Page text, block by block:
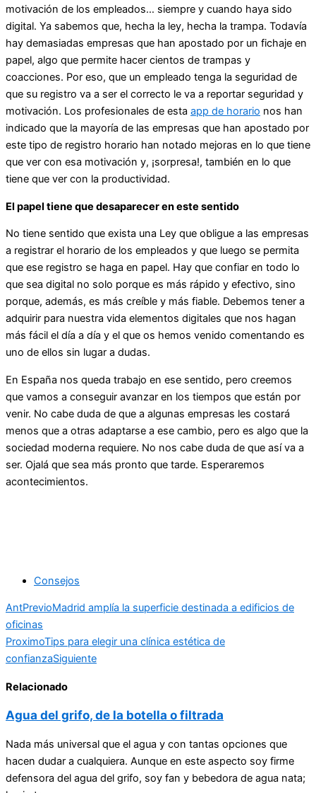
motivación de los empleados… siempre y cuando haya sido
digital. Ya sabemos que, hecha la ley, hecha la trampa. Todavía
hay demasiadas empresas que han apostado por un fichaje en
papel, algo que permite hacer cientos de trampas y
coacciones. Por eso, que un empleado tenga la seguridad de
que su registro va a ser el correcto le va a reportar seguridad y
motivación. Los profesionales de esta app de horario nos han
indicado que la mayoría de las empresas que han apostado por
este tipo de registro horario han notado mejoras en lo que tiene
que ver con esa motivación y, ¡sorpresa!, también en lo que
tiene que ver con la productividad.
El papel tiene que desaparecer en este sentido
No tiene sentido que exista una Ley que obligue a las empresas
a registrar el horario de los empleados y que luego se permita
que ese registro se haga en papel. Hay que confiar en todo lo
que sea digital no solo porque es más rápido y efectivo, sino
porque, además, es más creíble y más fiable. Debemos tener a
adquirir para nuestra vida elementos digitales que nos hagan
más fácil el día a día y el que os hemos venido comentando es
uno de ellos sin lugar a dudas.
En España nos queda trabajo en ese sentido, pero creemos
que vamos a conseguir avanzar en los tiempos que están por
venir. No cabe duda de que a algunas empresas les costará
menos que a otras adaptarse a ese cambio, pero es algo que la
sociedad moderna requiere. No nos cabe duda de que así va a
ser. Ojalá que sea más pronto que tarde. Esperaremos
acontecimientos.
Consejos
AntPrevioMadrid amplía la superficie destinada a edificios de
oficinas
ProximoTips para elegir una clínica estética de
confianzaSiguiente
Relacionado
Agua del grifo, de la botella o filtrada
Nada más universal que el agua y con tantas opciones que
hacen dudar a cualquiera. Aunque en este aspecto soy firme
defensora del agua del grifo, soy fan y bebedora de agua nata;